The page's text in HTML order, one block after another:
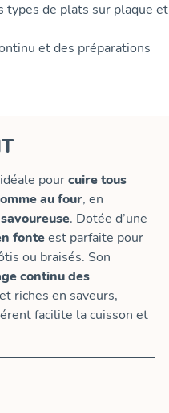
types de plats sur plaque et
et des préparations
pourcuire tous
au four, en
. Dotée d’une
fonteest parfaite pour
ou braisés. Son
continu des
riches en saveurs,
facilite la cuisson et